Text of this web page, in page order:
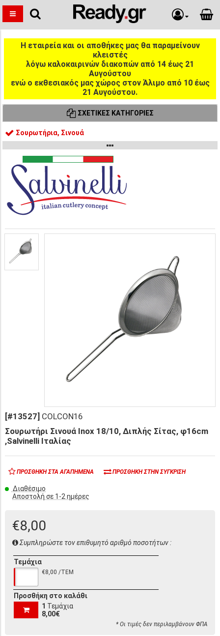
Η εταιρεία και οι αποθήκες μας θα παραμείνουν
κλειστές
λόγω καλοκαιρινών διακοπών από 14 έως 21
Αυγούστου
ενώ ο εκθεσιακός μας χώρος στον Άλιμο από 10 έως
21 Αυγούστου.
ΣΧΕΤΙΚΈΣ ΚΑΤΗΓΟΡΊΕΣ
Σουρωτήρια, Σινουά
[#13527] COLCON16
Σουρωτήρι Σινουά Inox 18/10, Διπλής Σίτας, φ16cm
,Salvinelli Ιταλίας
ΠΡΟΣΘΉΚΗ ΣΤΑ ΑΓΑΠΗΜΈΝΑ ΠΡΟΣΘΉΚΗ ΣΤΗΝ ΣΎΓΚΡΙΣΗ
Διαθέσιμο
Αποστολή σε 1-2 ημέρες
€8,00
Συμπληρώστε τον επιθυμητό αριθμό ποσοτήτων :
Τεμάχια
€8,00 /ΤΕΜ
Προσθήκη στο καλάθι
1 Τεμάχια
8,00€
* Οι τιμές δεν περιλαμβάνουν ΦΠΑ